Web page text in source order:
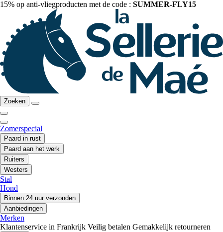
15% op anti-vliegproducten met de code : SUMMER-FLY15
Zoeken
Zomerspecial
Paard in rust
Paard aan het werk
Ruiters
Westers
Stal
Hond
Binnen 24 uur verzonden
Aanbiedingen
Merken
Klantenservice in Frankrijk Veilig betalen Gemakkelijk retourneren